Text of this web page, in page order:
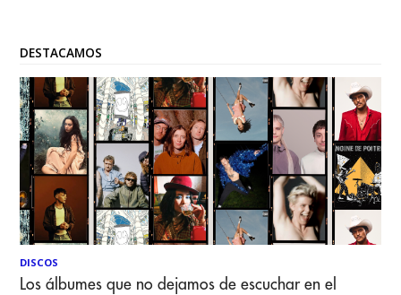
DESTACAMOS
DISCOS
Los álbumes que no dejamos de escuchar en el